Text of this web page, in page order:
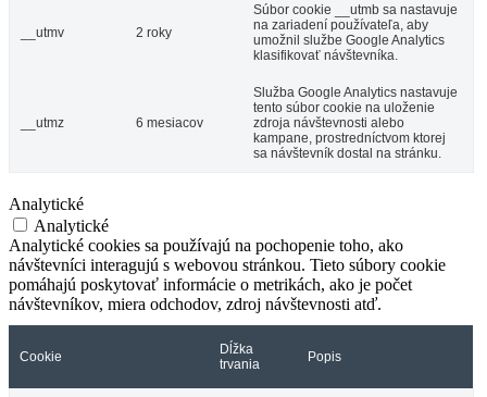
__utmv 2 roky
Súbor cookie __utmb sa nastavuje
na zariadení používateľa, aby
umožnil službe Google Analytics
klasifikovať návštevníka.
__utmz 6 mesiacov
Služba Google Analytics nastavuje
tento súbor cookie na uloženie
zdroja návštevnosti alebo
kampane, prostredníctvom ktorej
sa návštevník dostal na stránku.
Analytické
Analytické
Analytické cookies sa používajú na pochopenie toho, ako
návštevníci interagujú s webovou stránkou. Tieto súbory cookie
pomáhajú poskytovať informácie o metrikách, ako je počet
návštevníkov, miera odchodov, zdroj návštevnosti atď.
Cookie
Dĺžka
trvania
Popis